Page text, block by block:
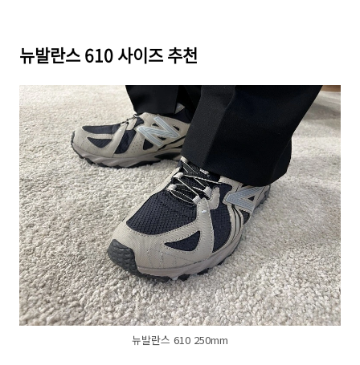
뉴발란스 610 사이즈 추천
뉴발란스 610 250mm